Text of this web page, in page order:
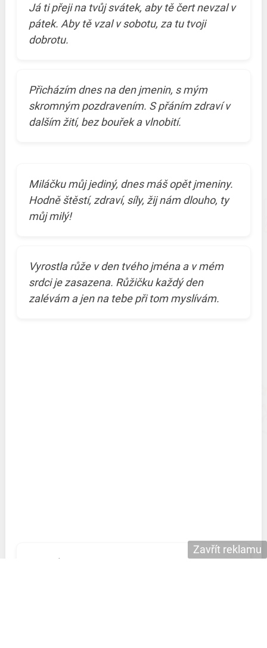
Já ti přeji na tvůj svátek, aby tě čert nevzal v
pátek. Aby tě vzal v sobotu, za tu tvoji
dobrotu.
Přicházím dnes na den jmenin, s mým
skromným pozdravením. S přáním zdraví v
dalším žití, bez bouřek a vlnobití.
Miláčku můj jediný, dnes máš opět jmeniny.
Hodně štěstí, zdraví, síly, žij nám dlouho, ty
můj milý!
Vyrostla růže v den tvého jména a v mém
srdci je zasazena. Růžičku každý den
zalévám a jen na tebe při tom myslívám.
Nechť máš život jako sen, užívej si každý
Zavřít reklamu